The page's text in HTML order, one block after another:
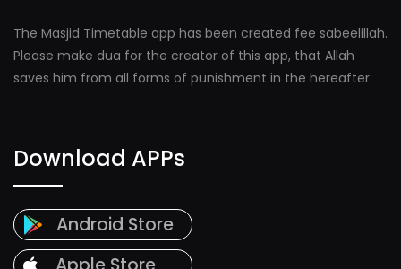
The Masjid Timetable app has been created fee sabeelillah.
Please make dua for the creator of this app, that Allah
saves him from all forms of punishment in the hereafter.
Download APPs
Android Store